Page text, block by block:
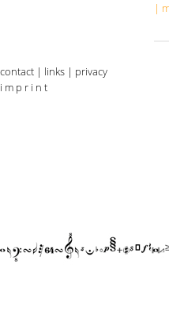
|
contact | links | privacy
i m p r i n t